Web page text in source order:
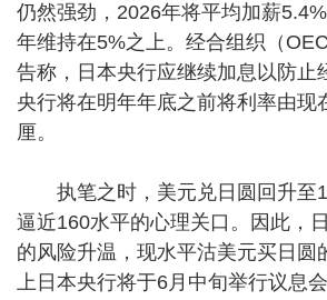
仍然强劲，2026年将平均加薪
年维持在5%之上。经合组织（
告称，日本央行应继续加息以防止
央行将在明年年底之前将利率由现
厘。
执笔之时，美元兑日圆回升至
逼近160水平的心理关口。因此，
的风险升温，现水平沽美元买日圆
上日本央行将于6月中旬举行议息